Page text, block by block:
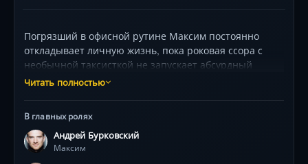
Погрязший в офисной рутине Максим постоянно
откладывает личную жизнь, пока роковая ссора с
необычной таксисткой не запускает абсурдный
фантастический сценарий: теперь каждые 30 минут
скачки мелькают как кадры киноплёнки — свадьба,
рождение ребёнка, кризисы отношений — а герой в
исполнении Андрея Бурковского отчаянно пытается
Читать полностью
В главных ролях
Андрей Бурковский
Максим